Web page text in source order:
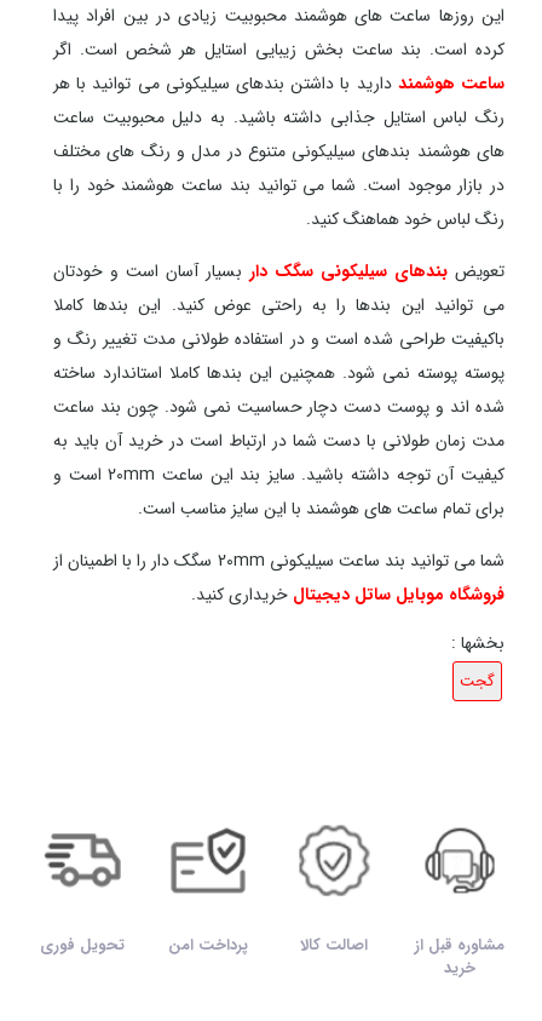
این روزها ساعت های هوشمند محبوبیت زیادی در بین افراد پیدا
کرده است. بند ساعت بخش زیبایی استایل هر شخص است. اگر
ساعت هوشمند دارید با داشتن بندهای سیلیکونی می توانید با هر
رنگ لباس استایل جذابی داشته باشید. به دلیل محبوبیت ساعت
های هوشمند بندهای سیلیکونی متنوع در مدل و رنگ های مختلف
در بازار موجود است. شما می توانید بند ساعت هوشمند خود را با
رنگ لباس خود هماهنگ کنید.
تعویض بندهای سیلیکونی سگک دار بسیار آسان است و خودتان
می توانید این بندها را به راحتی عوض کنید. این بندها کاملا
باکیفیت طراحی شده است و در استفاده طولانی مدت تغییر رنگ و
پوسته پوسته نمی شود. همچنین این بندها کاملا استاندارد ساخته
شده اند و پوست دست دچار حساسیت نمی شود. چون بند ساعت
مدت زمان طولانی با دست شما در ارتباط است در خرید آن باید به
کیفیت آن توجه داشته باشید. سایز بند این ساعت 20mm است و
برای تمام ساعت های هوشمند با این سایز مناسب است.
شما می توانید بند ساعت سیلیکونی 20mm سگک دار را با اطمینان از
فروشگاه موبایل ساتل دیجیتال خریداری کنید.
بخشها :
گجت
مشاوره قبل از
خرید
اصالت کالا پرداخت امن تحویل فوری